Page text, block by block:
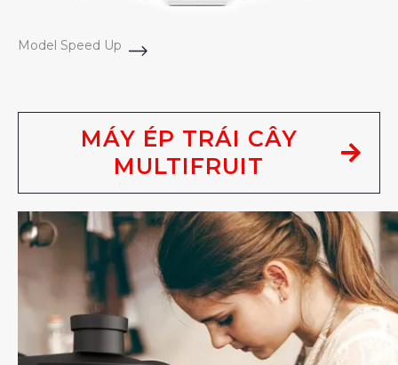
Model Speed Up
MÁY ÉP TRÁI CÂY
MULTIFRUIT